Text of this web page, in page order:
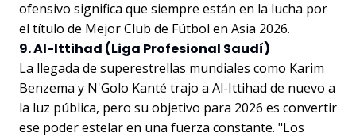
ofensivo significa que siempre están en la lucha por
el título de Mejor Club de Fútbol en Asia 2026.
9. Al-Ittihad (Liga Profesional Saudí)
La llegada de superestrellas mundiales como Karim
Benzema y N'Golo Kanté trajo a Al-Ittihad de nuevo a
la luz pública, pero su objetivo para 2026 es convertir
ese poder estelar en una fuerza constante. "Los